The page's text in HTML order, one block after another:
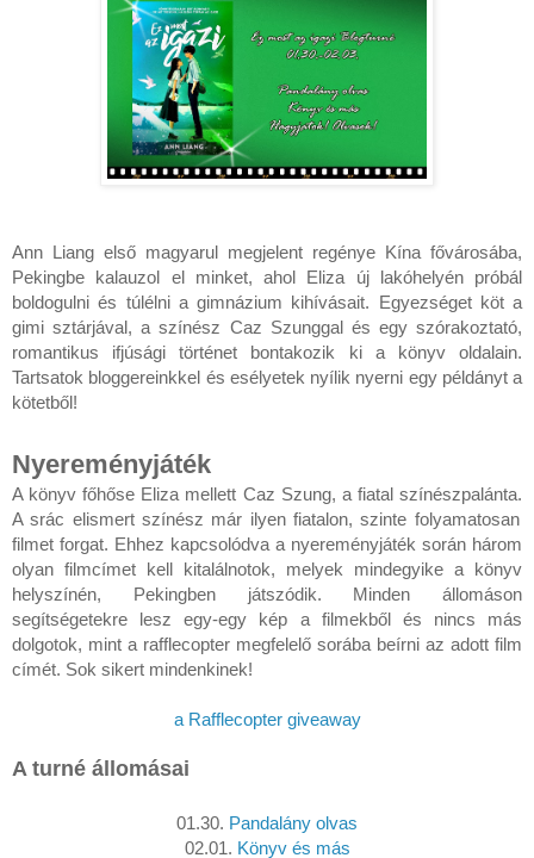
Ann Liang első magyarul megjelent regénye Kína fővárosába,
Pekingbe kalauzol el minket, ahol Eliza új lakóhelyén próbál
boldogulni és túlélni a gimnázium kihívásait. Egyezséget köt a
gimi sztárjával, a színész Caz Szunggal és egy szórakoztató,
romantikus ifjúsági történet bontakozik ki a könyv oldalain.
Tartsatok bloggereinkkel és esélyetek nyílik nyerni egy példányt a
kötetből!
Nyereményjáték
A könyv főhőse Eliza mellett Caz Szung, a fiatal színészpalánta.
A srác elismert színész már ilyen fiatalon, szinte folyamatosan
filmet forgat. Ehhez kapcsolódva a nyereményjáték során három
olyan filmcímet kell kitalálnotok, melyek mindegyike a könyv
helyszínén, Pekingben játszódik. Minden állomáson
segítségetekre lesz egy-egy kép a filmekből és nincs más
dolgotok, mint a rafflecopter megfelelő sorába beírni az adott film
címét. Sok sikert mindenkinek!
a Rafflecopter giveaway
A turné állomásai
01.30. Pandalány olvas
02.01. Könyv és más